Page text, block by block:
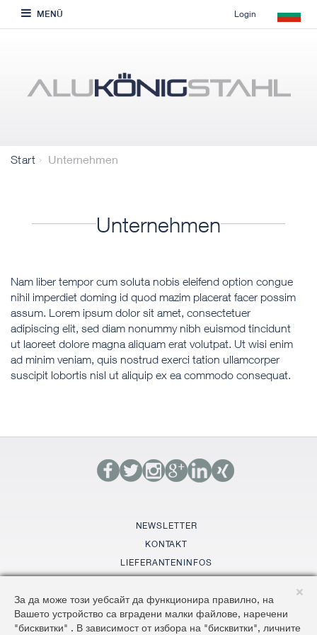
MENÜ Login
Start Unternehmen
Unternehmen
Nam liber tempor cum soluta nobis eleifend option congue
nihil imperdiet doming id quod mazim placerat facer possim
assum. Lorem ipsum dolor sit amet, consectetuer
adipiscing elit, sed diam nonummy nibh euismod tincidunt
ut laoreet dolore magna aliquam erat volutpat. Ut wisi enim
ad minim veniam, quis nostrud exerci tation ullamcorper
suscipit lobortis nisl ut aliquip ex ea commodo consequat.
NEWSLETTER
KONTAKT
LIEFERANTENINFOS
SITEMAP
AGBS
За да може този уебсайт да функционира правилно, на
Вашето устройство са вградени малки файлове, наречени
"бисквитки" . В зависимост от избора на "бисквитки", личните